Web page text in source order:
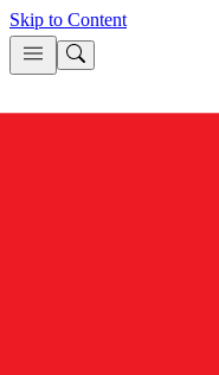
Skip to Content